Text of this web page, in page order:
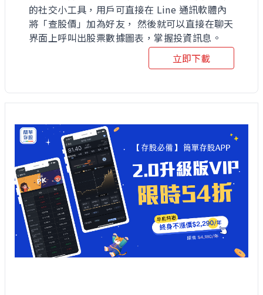
的社交小工具，用戶可直接在 Line 通訊軟體內
將「查股價」加為好友， 然後就可以直接在聊天
界面上呼叫出股票數據圖表，掌握投資訊息。
立即下載